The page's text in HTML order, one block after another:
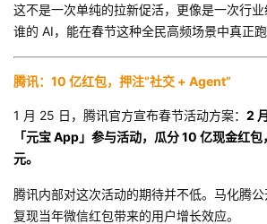
坛
圈
子
的
直
播
我
的
活
我
的
注
我
的
开
我
的
我
这不是一次单纯的拉新促活，更像是一次行
谁的 AI，能在春节这种全民高频场景中真正跑
腾讯：10 亿红包，押注“社交 + Agent”
1 月 25 日，腾讯官方宣布春节活动方案： 2
「元宝 App」参与活动，瓜分 10 亿现金红
元。
腾讯内部对这次活动的期待并不低。马化腾
复现当年微信红包带来的用户增长效应。